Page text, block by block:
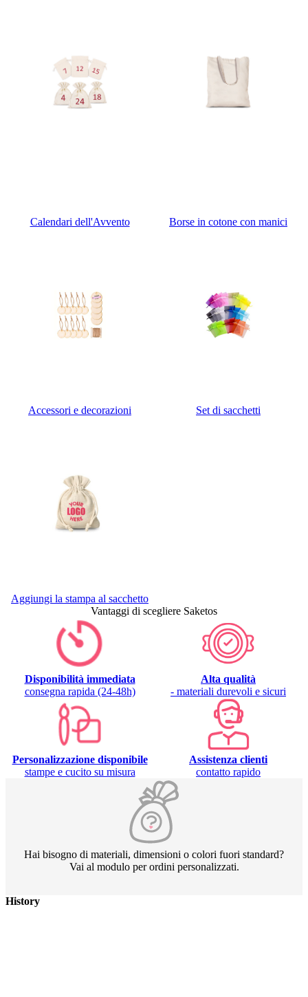
Calendari dell'Avvento Borse in cotone con manici
Accessori e decorazioni Set di sacchetti
Aggiungi la stampa al sacchetto
Vantaggi di scegliere Saketos
Disponibilità immediata
consegna rapida (24-48h)
Alta qualità
- materiali durevoli e sicuri
Personalizzazione disponibile
stampe e cucito su misura
Assistenza clienti
contatto rapido
Hai bisogno di materiali, dimensioni o colori fuori standard?
Vai al modulo per ordini personalizzati.
History